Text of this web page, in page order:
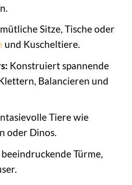
Sitze, Tische oder
und Kuscheltiere.
Konstruiert spannende
Balancieren und
Tiere wie
oder Dinos.
Türme,